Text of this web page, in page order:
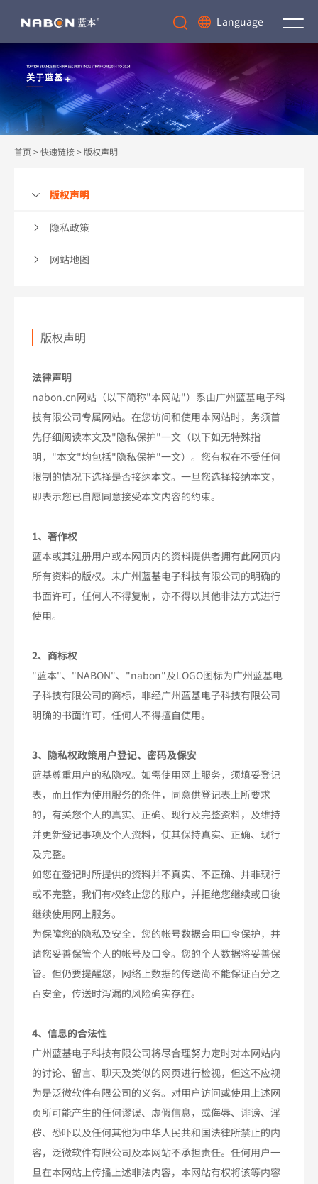
Language
首页 >快速链接> 版权声明
版权声明
隐私政策
网站地图
版权声明
法律声明
nabon.cn网站（以下简称"本网站"）系由广州蓝基电子科
技有限公司专属网站。在您访问和使用本网站时，务须首
先仔细阅读本文及"隐私保护"一文（以下如无特殊指
明，"本文"均包括"隐私保护"一文）。您有权在不受任何
限制的情况下选择是否接纳本文。一旦您选择接纳本文，
即表示您已自愿同意接受本文内容的约束。
1、著作权
蓝本或其注册用户或本网页内的资料提供者拥有此网页内
所有资料的版权。未广州蓝基电子科技有限公司的明确的
书面许可，任何人不得复制，亦不得以其他非法方式进行
使用。
2、商标权
"蓝本"、"NABON"、"nabon"及LOGO图标为广州蓝基电
子科技有限公司的商标，非经广州蓝基电子科技有限公司
明确的书面许可，任何人不得擅自使用。
3、隐私权政策用户登记、密码及保安
蓝基尊重用户的私隐权。如需使用网上服务，须填妥登记
表，而且作为使用服务的条件，同意供登记表上所要求
的，有关您个人的真实、正确、现行及完整资料，及维持
并更新登记事项及个人资料，使其保持真实、正确、现行
及完整。
如您在登记时所提供的资料并不真实、不正确、并非现行
或不完整，我们有权终止您的账户，并拒绝您继续或日後
继续使用网上服务。
为保障您的隐私及安全，您的帐号数据会用口令保护，并
请您妥善保管个人的帐号及口令。您的个人数据将妥善保
管。但仍要提醒您，网络上数据的传送尚不能保证百分之
百安全，传送时泻漏的风险确实存在。
4、信息的合法性
广州蓝基电子科技有限公司将尽合理努力定时对本网站内
的讨论、留言、聊天及类似的网页进行检视，但这不应视
为是泛微软件有限公司的义务。对用户访问或使用上述网
页所可能产生的任何谬误、虚假信息，或侮辱、诽谤、淫
秽、恐吓以及任何其他为中华人民共和国法律所禁止的内
容，泛微软件有限公司及本网站不承担责任。任何用户一
旦在本网站上传播上述非法内容，本网站有权将该等内容